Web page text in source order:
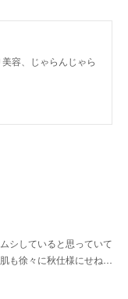
容、じゃらんじゃら
シしていると思っていて
も徐々に秋仕様にせね…